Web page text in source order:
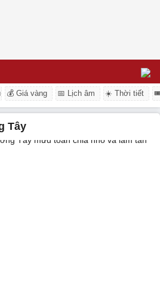
💰 Giá vàng 📅 Lịch âm ☀️ Thời tiết
Tây